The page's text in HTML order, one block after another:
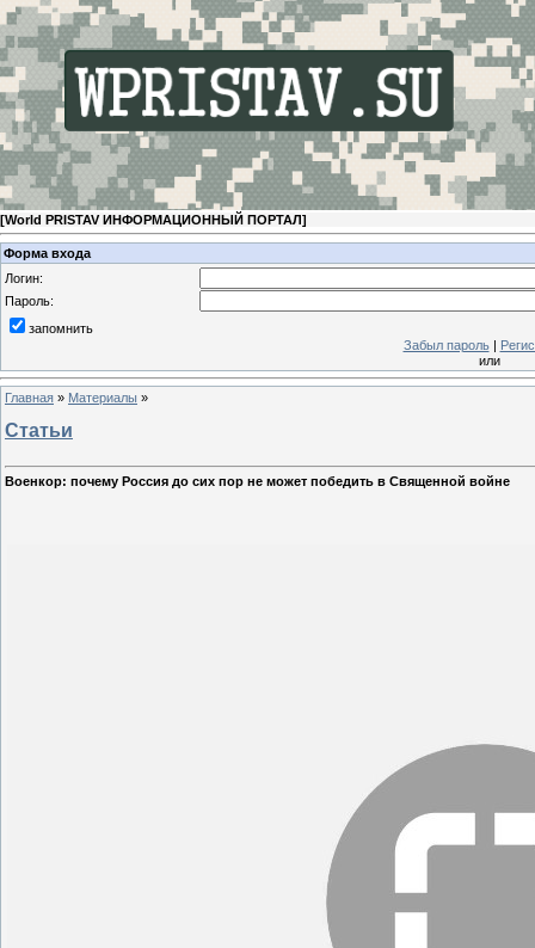
[World PRISTAV ИНФОРМАЦИОННЫЙ ПОРТАЛ]
Форма входа
Логин:
Пароль:
запомнить
Забыл пароль|
или
Главная » Материалы »
Статьи
Военкор: почему Россия до сих пор не может победить в Священной войне